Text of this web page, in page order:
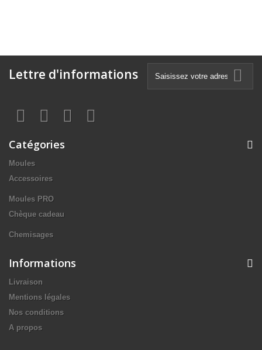
Lettre d'informations
Catégories
Moules
Accessoires
Moules PRO
Chèque cadeau
Chemisages
Informations
Livraison
Mentions légales
Nos conditions
A propos